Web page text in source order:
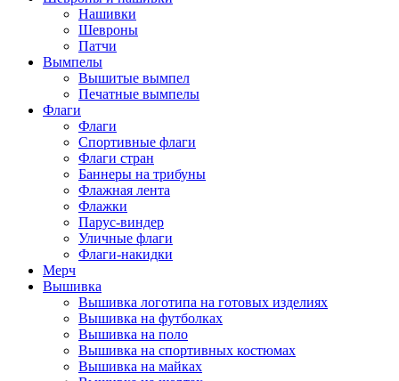
Нашивки
Шевроны
Патчи
Вымпелы
Вышитые вымпел
Печатные вымпелы
Флаги
Флаги
Спортивные флаги
Флаги стран
Баннеры на трибуны
Флажная лента
Флажки
Парус-виндер
Уличные флаги
Флаги-накидки
Мерч
Вышивка
Вышивка логотипа на готовых изделиях
Вышивка на футболках
Вышивка на поло
Вышивка на спортивных костюмах
Вышивка на майках